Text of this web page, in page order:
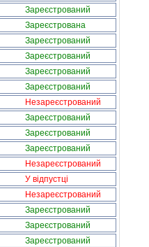
Зареєстрований
Зареєстрована
Зареєстрований
Зареєстрований
Зареєстрований
Зареєстрований
Незареєстрований
Зареєстрований
Зареєстрований
Зареєстрований
Незареєстрований
У відпустці
Незареєстрований
Зареєстрований
Зареєстрований
Зареєстрований